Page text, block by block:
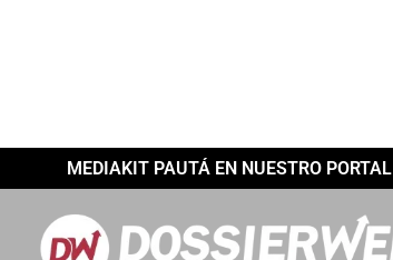
MEDIAKIT PAUTÁ EN NUESTRO PORTAL